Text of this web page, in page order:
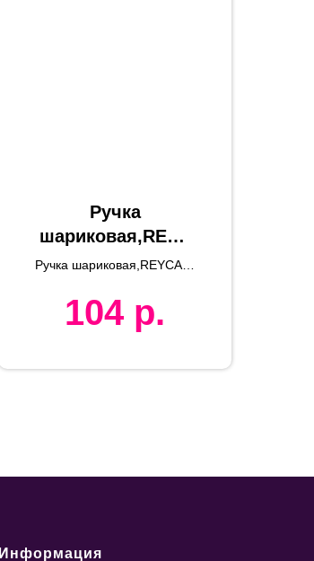
Ручка
шариковая,REYC
AN, бамбук,
Ручка шариковая,REYCAN,
104 р.
Информация